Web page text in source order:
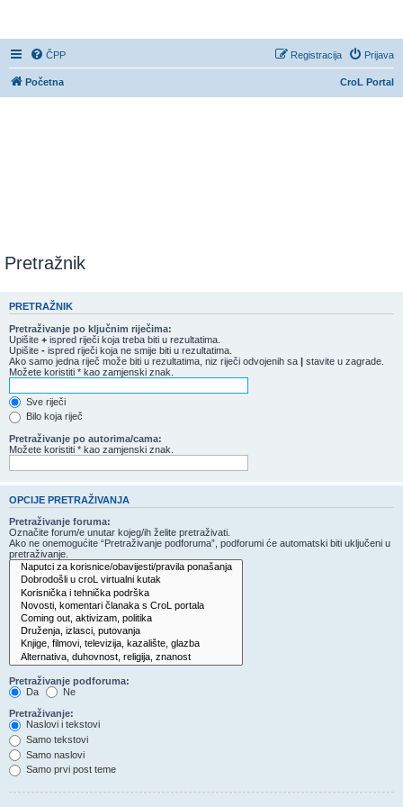
ČPP Prijava
Registracija
CroL Portal
Početna
Pretražnik
PRETRAŽNIK
Pretraživanje po ključnim riječima:
Upišite + ispred riječi koja treba biti u rezultatima.
Upišite - ispred riječi koja ne smije biti u rezultatima.
Ako samo jedna riječ može biti u rezultatima, niz riječi odvojenih sa | stavite u zagrade.
Možete koristiti * kao zamjenski znak.
Sve riječi
Bilo koja riječ
Pretraživanje po autorima/cama:
Možete koristiti * kao zamjenski znak.
OPCIJE PRETRAŽIVANJA
Pretraživanje foruma:
Označite forum/e unutar kojeg/ih želite pretraživati.
Ako ne onemogućite “Pretraživanje podforuma”, podforumi će automatski biti uključeni u
pretraživanje.
Pretraživanje podforuma:
Da
Ne
Pretraživanje:
Naslovi i tekstovi
Samo tekstovi
Samo naslovi
Samo prvi post teme